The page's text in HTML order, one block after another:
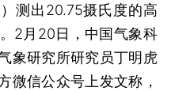
测出20.75摄氏度的高
2月20日，中国气象科
象研究所研究员丁明虎
微信公众号上发文称，